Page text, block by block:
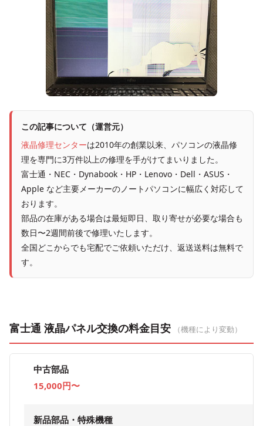
この記事について（運営元）
液晶修理センターは2010年の創業以来、パソコンの液晶修
理を専門に3万件以上の修理を手がけてまいりました。
富士通・NEC・Dynabook・HP・Lenovo・Dell・ASUS・
Apple など主要メーカーのノートパソコンに幅広く対応して
おります。
部品の在庫がある場合は最短即日、取り寄せが必要な場合も
数日〜2週間前後で修理いたします。
全国どこからでも宅配でご依頼いただけ、返送送料は無料で
す。
富士通 液晶パネル交換の料金目安 （機種により変動）
中古部品
15,000円〜
新品部品・特殊機種